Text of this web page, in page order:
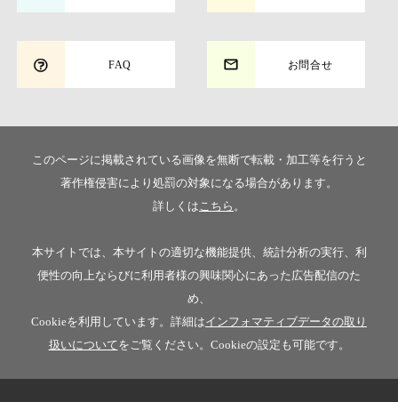
FAQ お問合せ
このページに掲載されている画像を無断で転載・加工等を行うと
著作権侵害により処罰の対象になる場合があります。
詳しくは こちら 。
本サイトでは、本サイトの適切な機能提供、統計分析の実行、利
便性の向上ならびに利用者様の興味関心にあった広告配信のた
め、
Cookieを利用しています。詳細はインフォマティブデータの取り
扱いについてをご覧ください。Cookieの設定も可能です。